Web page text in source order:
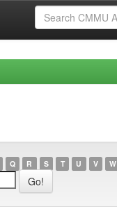
Q R S T U V W